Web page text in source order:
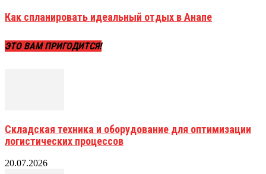
Как спланировать идеальный отдых в Анапе
ЭТО ВАМ ПРИГОДИТСЯ!
Складская техника и оборудование для оптимизации
логистических процессов
20.07.2026